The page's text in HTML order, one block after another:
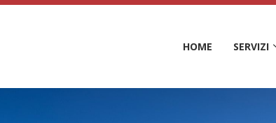
HOME SERVIZI